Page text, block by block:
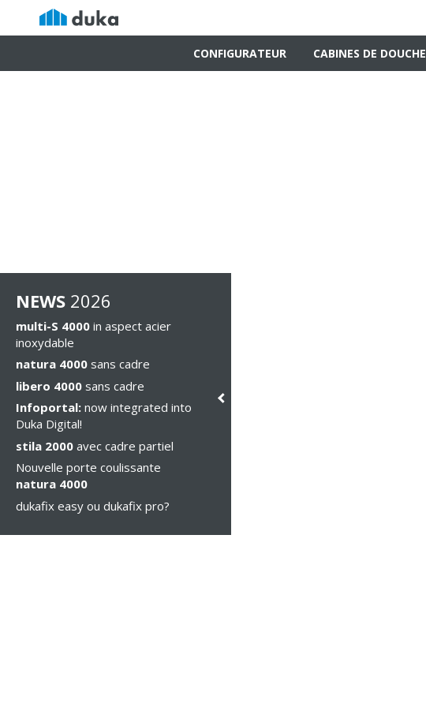
CONFIGURATEUR CABINES DE DOUCHE
NEWS 2026
multi-S 4000 in aspect acier
inoxydable
natura 4000 sans cadre
libero 4000 sans cadre
Infoportal: now integrated into
Duka Digital!
stila 2000 avec cadre partiel
Nouvelle porte coulissante
natura 4000
dukafix easy ou dukafix pro?